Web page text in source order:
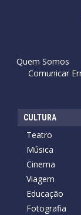
Quem Somos
Comunicar
CULTURA
Teatro
Música
Cinema
Viagem
Educação
Fotografia